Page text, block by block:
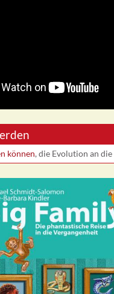
können, die Evolution an